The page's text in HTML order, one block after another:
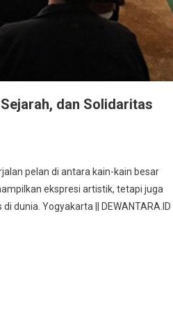
dan Solidaritas
pelan di antara kain-kain besar
ekspresi artistik, tetapi juga
dunia. Yogyakarta || DEWANTARA.ID